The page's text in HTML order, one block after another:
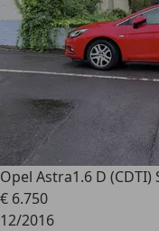
Opel Astra1.6 D
€ 6.750
12/2016